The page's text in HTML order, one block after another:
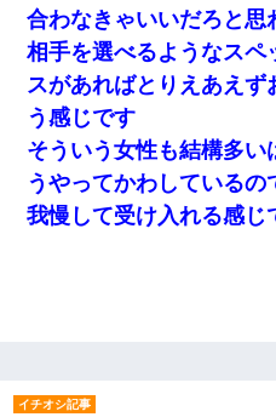
合わなきゃいいだろと
相手を選べるようなス
スがあればとりえあえ
う感じです
そういう女性も結構多
うやってかわしているの
我慢して受け入れる感じ